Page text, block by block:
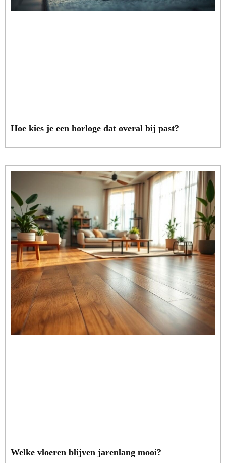
Hoe kies je een horloge dat overal bij past?
Welke vloeren blijven jarenlang mooi?